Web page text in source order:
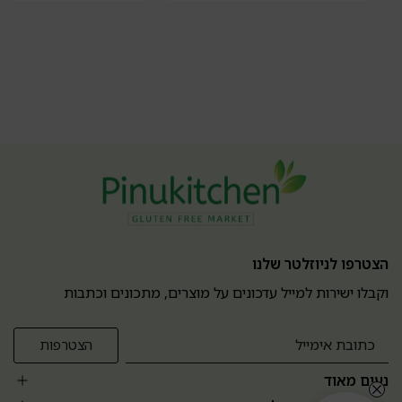
הצטרפו לניוזלטר שלנו
וקבלו ישירות למייל עדכונים על מוצרים, מתכונים וכתבות
נעים מאוד